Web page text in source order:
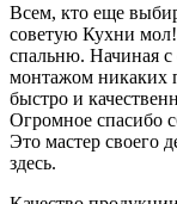
Всем, кто еще
советую Кухни
спальню. Начиная с
монтажом никаких
быстро и
Огромное спасибо
Это мастер своего
здесь.